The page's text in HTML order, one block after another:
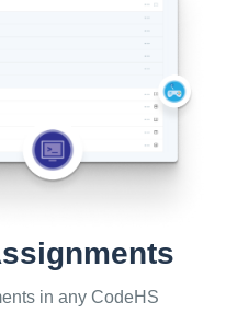
in any CodeHS